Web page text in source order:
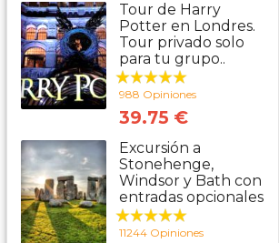
Tour de Harry
Potter en Londres.
Tour privado solo
para tu grupo..
988 Opiniones
39.75 €
Excursión a
Stonehenge,
Windsor y Bath con
entradas opcionales
11244 Opiniones